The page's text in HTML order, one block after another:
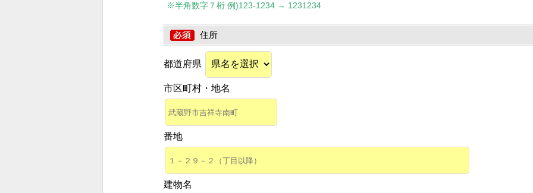
※半角数字７桁 例)123-1234 → 1231234
住所
都道府県
市区町村・地名
番地
建物名